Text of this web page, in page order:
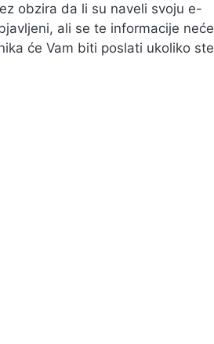
obzira da li su naveli svoju e-
ali se te informacije neće
će Vam biti poslati ukoliko ste